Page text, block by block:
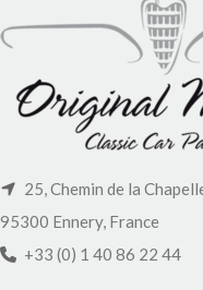
25, Chemin de la
95300 Ennery, France
+33 (0) 1 40 86 22 44